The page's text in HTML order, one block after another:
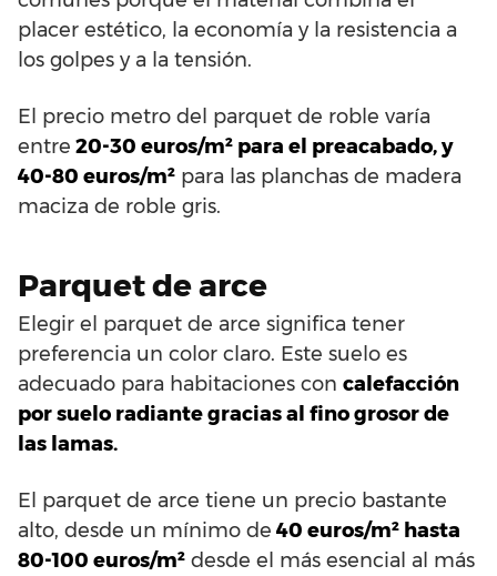
placer estético, la economía y la resistencia a
los golpes y a la tensión.
El precio metro del parquet de roble varía
entre 20-30 euros/m² para el preacabado, y
40-80 euros/m² para las planchas de madera
maciza de roble gris.
Parquet de arce
Elegir el parquet de arce significa tener
preferencia un color claro. Este suelo es
adecuado para habitaciones con calefacción
por suelo radiante gracias al fino grosor de
las lamas.
El parquet de arce tiene un precio bastante
alto, desde un mínimo de 40 euros/m² hasta
80-100 euros/m² desde el más esencial al más